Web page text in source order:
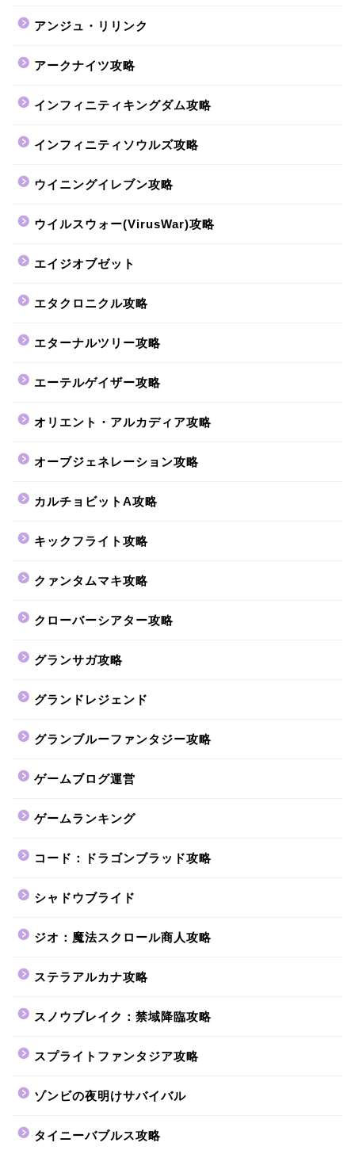
アンジュ・リリンク
アークナイツ攻略
インフィニティキングダム攻略
インフィニティソウルズ攻略
ウイニングイレブン攻略
ウイルスウォー(VirusWar)攻略
エイジオブゼット
エタクロニクル攻略
エターナルツリー攻略
エーテルゲイザー攻略
オリエント・アルカディア攻略
オーブジェネレーション攻略
カルチョビットA攻略
キックフライト攻略
クァンタムマキ攻略
クローバーシアター攻略
グランサガ攻略
グランドレジェンド
グランブルーファンタジー攻略
ゲームブログ運営
ゲームランキング
コード：ドラゴンブラッド攻略
シャドウブライド
ジオ：魔法スクロール商人攻略
ステラアルカナ攻略
スノウブレイク：禁域降臨攻略
スプライトファンタジア攻略
ゾンビの夜明けサバイバル
タイニーバブルス攻略